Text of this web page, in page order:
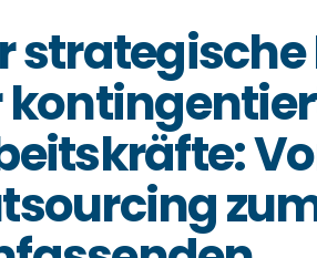
strategische